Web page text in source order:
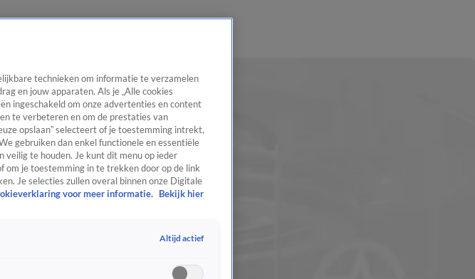
technieken om informatie te verzamelen
en jouw apparaten. Als je „Alle cookies
ingeschakeld om onze advertenties en content
te verbeteren en om de prestaties van
opslaan” selecteert of je toestemming intrekt,
gebruiken dan enkel functionele en essentiële
veilig te houden. Je kunt dit menu op ieder
om je toestemming in te trekken door op de link
Je selecties zullen overal binnen onze Digitale
voor meer informatie.
Bekijk hier
Altijd actief